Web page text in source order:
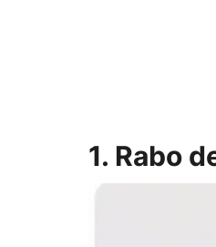
1. Rabo